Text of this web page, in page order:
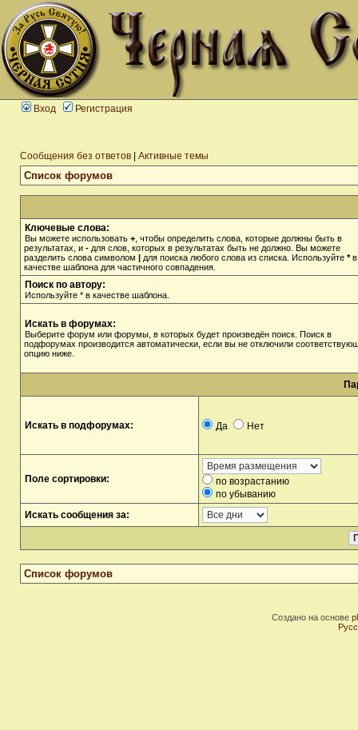
Вход Регистрация
Сообщения без ответов Активные темы
Список форумов
Ключевые слова:
Вы можете использовать + , чтобы определить слова, которые должны быть в
результатах, и - для слов, которых в результатах быть не должно. Вы можете
разделить слова символом | для поиска любого слова из списка. Используйте *в
качестве шаблона для частичного совпадения.
Поиск по автору:
Используйте * в качестве шаблона.
Искать в форумах:
Выберите форум или форумы, в которых будет произведён поиск. Поиск в
подфорумах производится автоматически, если вы не отключили
опцию ниже.
Искать в подфорумах: Да Нет
Поле сортировки:
по возрастанию
по убыванию
Искать сообщения за:
Список форумов
Создано на основе